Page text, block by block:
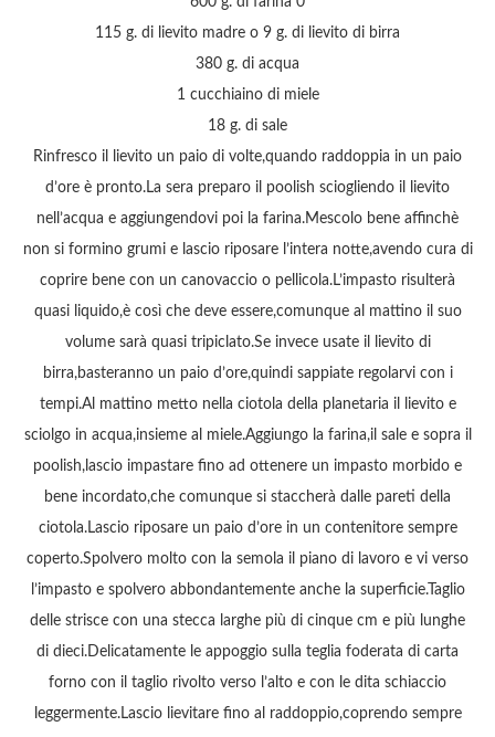
115 g. di lievito madre o 9 g. di lievito di birra
380 g. di acqua
1 cucchiaino di miele
18 g. di sale
Rinfresco il lievito un paio di volte,quando raddoppia in un paio
d’ore è pronto.La sera preparo il poolish sciogliendo il lievito
nell’acqua e aggiungendovi poi la farina.Mescolo bene affinchè
non si formino grumi e lascio riposare l’intera notte,avendo cura di
coprire bene con un canovaccio o pellicola.L’impasto risulterà
quasi liquido,è così che deve essere,comunque al mattino il suo
volume sarà quasi tripiclato.Se invece usate il lievito di
birra,basteranno un paio d’ore,quindi sappiate regolarvi con i
tempi.Al mattino metto nella ciotola della planetaria il lievito e
sciolgo in acqua,insieme al miele.Aggiungo la farina,il sale e sopra il
poolish,lascio impastare fino ad ottenere un impasto morbido e
bene incordato,che comunque si staccherà dalle pareti della
ciotola.Lascio riposare un paio d’ore in un contenitore sempre
coperto.Spolvero molto con la semola il piano di lavoro e vi verso
l’impasto e spolvero abbondantemente anche la superficie.Taglio
delle strisce con una stecca larghe più di cinque cm e più lunghe
di dieci.Delicatamente le appoggio sulla teglia foderata di carta
forno con il taglio rivolto verso l’alto e con le dita schiaccio
leggermente.Lascio lievitare fino al raddoppio,coprendo sempre